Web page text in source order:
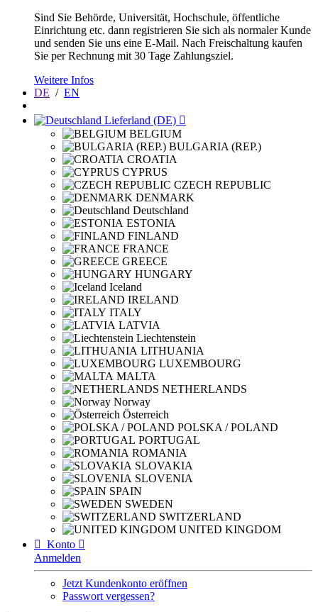
Sind Sie Behörde, Universität, Hochschule, öffentliche
Einrichtung etc. dann registrieren Sie sich als normaler Kunde
und senden Sie uns eine E-Mail. Nach Freischaltung kaufen
Sie per Rechnung mit 30 Tage Zahlungsziel.
Weitere Infos
DE / EN
Lieferland (DE) 
BELGIUM
BULGARIA (REP.)
CROATIA
CYPRUS
CZECH REPUBLIC
DENMARK
Deutschland
ESTONIA
FINLAND
FRANCE
GREECE
HUNGARY
Iceland
IRELAND
ITALY
LATVIA
Liechtenstein
LITHUANIA
LUXEMBOURG
MALTA
NETHERLANDS
Norway
Österreich
POLSKA / POLAND
PORTUGAL
ROMANIA
SLOVAKIA
SLOVENIA
SPAIN
SWEDEN
SWITZERLAND
UNITED KINGDOM
 Konto 
Anmelden
Jetzt Kundenkonto eröffnen
Passwort vergessen?